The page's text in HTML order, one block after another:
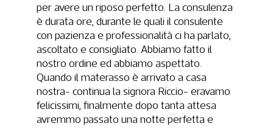
per avere un riposo perfetto. La consulenza
è durata ore, durante le quali il consulente
con pazienza e professionalità ci ha parlato,
ascoltato e consigliato. Abbiamo fatto il
nostro ordine ed abbiamo aspettato.
Quando il materasso è arrivato a casa
nostra- continua la signora Riccio- eravamo
felicissimi, finalmente dopo tanta attesa
avremmo passato una notte perfetta e